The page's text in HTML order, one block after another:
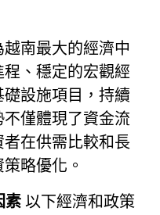
南最大的經濟中
、穩定的宏觀經
設施項目，持續
僅體現了資金流
在供需比較和長
略優化。
素 以下經濟和政策